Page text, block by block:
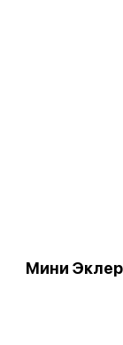
Мини